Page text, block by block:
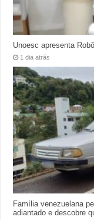
Unoesc apresenta
1 dia atrás
Família venezuelana
adiantado e descobre